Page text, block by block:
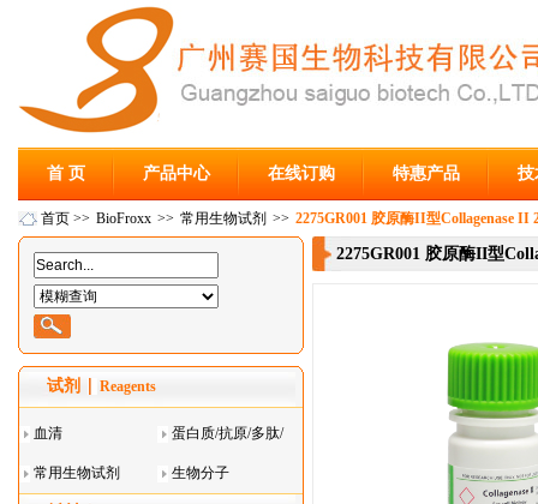
首 页 产品中心 在线订购 特惠产品 技
首页 >> BioFroxx >> 常用生物试剂 >> 2275GR001 胶原酶II型Collagenase
试剂 Reagents
血清 蛋白质/抗原/多肽/
酶
常用生物试剂 生物分子
2275GR001 胶原酶II型